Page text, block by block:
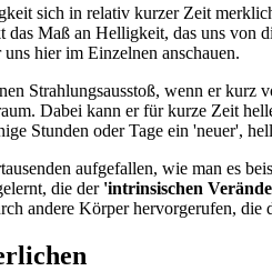
sich in relativ kurzer Zeit
Maß an Helligkeit, das uns von
hier im Einzelnen anschauen.
Strahlungsausstoß, wenn er kurz
Dabei kann er für kurze Zeit
Stunden oder Tage ein 'neuer',
aufgefallen, wie man es
die der 'intrinsischen
andere Körper hervorgerufen,